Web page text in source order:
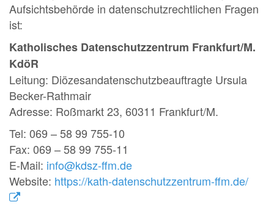
Aufsichtsbehörde in datenschutzrechtlichen Fragen
ist:
Katholisches Datenschutzzentrum Frankfurt/M.
KdöR
Leitung: Diözesandatenschutzbeauftragte Ursula
Becker-Rathmair
Adresse: Roßmarkt 23, 60311 Frankfurt/M.
Tel: 069 – 58 99 755-10
Fax: 069 – 58 99 755-11
E-Mail: info@kdsz-ffm.de
Website: https://kath-datenschutzzentrum-ffm.de/